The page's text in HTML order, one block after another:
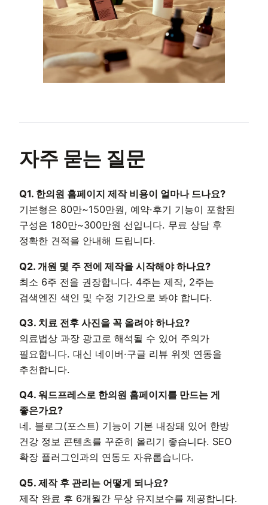
자주 묻는 질문
Q1. 한의원 홈페이지 제작 비용이 얼마나 드나요?
기본형은 80만~150만원, 예약·후기 기능이 포함된
구성은 180만~300만원 선입니다. 무료 상담 후
정확한 견적을 안내해 드립니다.
Q2. 개원 몇 주 전에 제작을 시작해야 하나요?
최소 6주 전을 권장합니다. 4주는 제작, 2주는
검색엔진 색인 및 수정 기간으로 봐야 합니다.
Q3. 치료 전후 사진을 꼭 올려야 하나요?
의료법상 과장 광고로 해석될 수 있어 주의가
필요합니다. 대신 네이버·구글 리뷰 위젯 연동을
추천합니다.
Q4. 워드프레스로 한의원 홈페이지를 만드는 게
좋은가요?
네. 블로그(포스트) 기능이 기본 내장돼 있어 한방
건강 정보 콘텐츠를 꾸준히 올리기 좋습니다. SEO
확장 플러그인과의 연동도 자유롭습니다.
Q5. 제작 후 관리는 어떻게 되나요?
제작 완료 후 6개월간 무상 유지보수를 제공합니다.